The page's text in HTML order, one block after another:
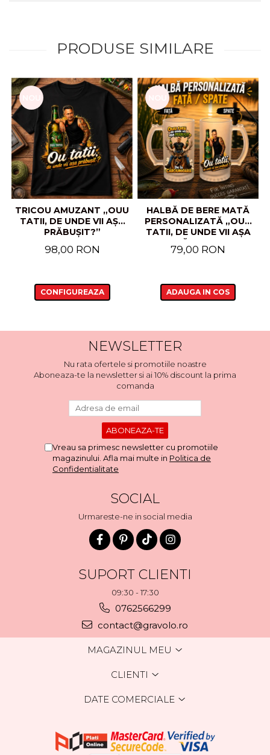
PRODUSE SIMILARE
TRICOU AMUZANT „OUU
TATII, DE UNDE VII AȘA
PRĂBUȘIT?”
98,00 RON
CONFIGUREAZA
HALBĂ DE BERE MATĂ
PERSONALIZATĂ „OUU
TATII, DE UNDE VII AȘA
PRĂBUȘIT?”
79,00 RON
ADAUGA IN COS
NEWSLETTER
Nu rata ofertele si promotiile noastre
Aboneaza-te la newsletter si ai 10% discount la prima
comanda
Vreau sa primesc newsletter cu promotiile
magazinului. Afla mai multe in Politica de
Confidentialitate
SOCIAL
Urmareste-ne in social media
SUPORT CLIENTI
09:30 - 17:30
0762566299
contact@gravolo.ro
MAGAZINUL MEU
CLIENTI
DATE COMERCIALE